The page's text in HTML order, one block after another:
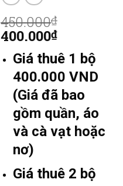
450.000₫
400.000₫
Giá thuê 1 bộ
400.000 VND
(Giá đã bao
gồm quần, áo
và cà vạt hoặc
nơ)
Giá thuê 2 bộ